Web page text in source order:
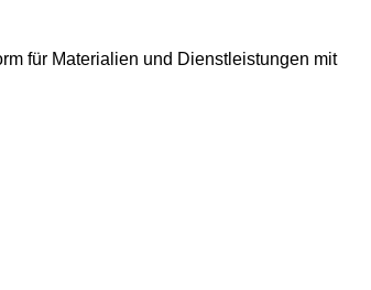
für Materialien und Dienstleistungen mit